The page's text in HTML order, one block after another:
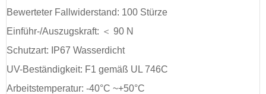
Bewerteter Fallwiderstand: 100 Stürze
Einführ-/Auszugskraft: ＜ 90 N
Schutzart: IP67 Wasserdicht
UV-Beständigkeit: F1 gemäß UL 746C
Arbeitstemperatur: -40°C ~+50°C